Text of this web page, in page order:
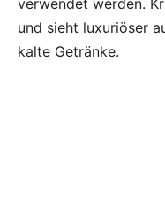
verwendet werden.
und sieht luxuriöser
kalte Getränke.